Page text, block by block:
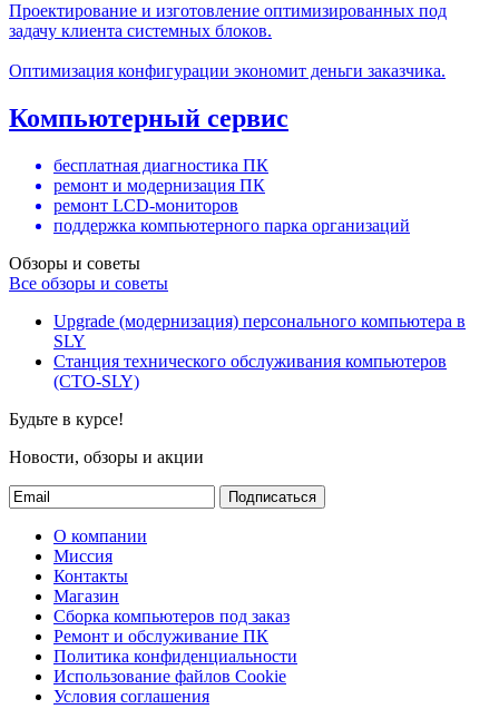
Проектирование и изготовление оптимизированных под
задачу клиента системных блоков.
Оптимизация конфигурации экономит деньги заказчика.
Компьютерный сервис
бесплатная диагностика ПК
ремонт и модернизация ПК
ремонт LCD-мониторов
поддержка компьютерного парка организаций
Обзоры и советы
Все обзоры и советы
Upgrade (модернизация) персонального компьютера в
SLY
Станция технического обслуживания компьютеров
(СТО-SLY)
Будьте в курсе!
Новости, обзоры и акции
Подписаться
О компании
Миссия
Контакты
Магазин
Сборка компьютеров под заказ
Ремонт и обслуживание ПК
Политика конфиденциальности
Использование файлов Cookie
Условия соглашения